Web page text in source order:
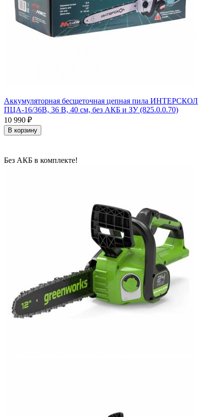
Аккумуляторная бесщеточная цепная пила ИНТЕРСКОЛ
ПЦА-16/36В, 36 В, 40 см, без АКБ и ЗУ (825.0.0.70)
10 990 ₽
В корзину
Без АКБ в комплекте!